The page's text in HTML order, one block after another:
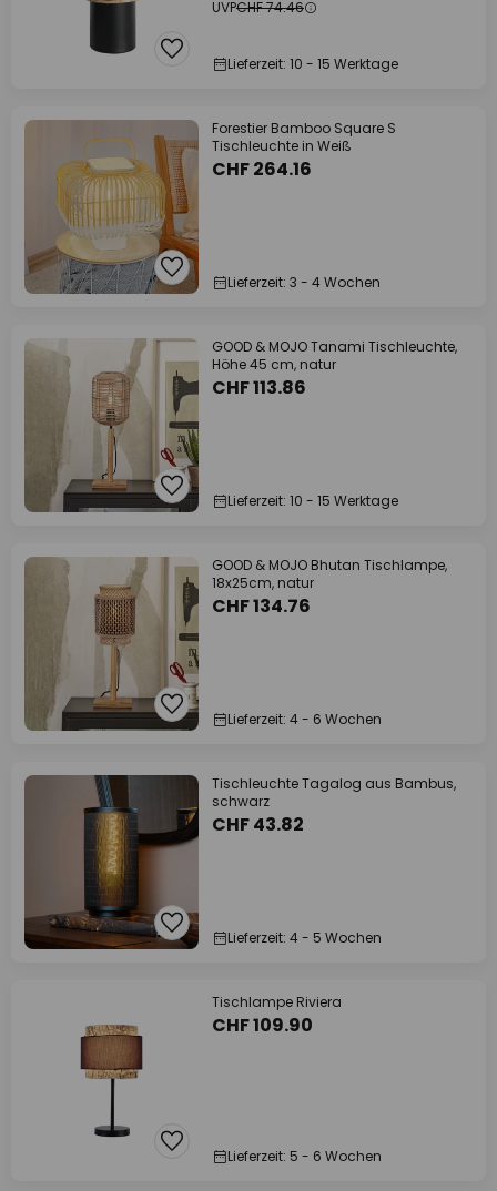
UVPCHF 74.46
Lieferzeit: 10 - 15 Werktage
Forestier Bamboo Square S
Tischleuchte in Weiß
CHF 264.16
Lieferzeit: 3 - 4 Wochen
GOOD & MOJO Tanami Tischleuchte,
Höhe 45 cm, natur
CHF 113.86
Lieferzeit: 10 - 15 Werktage
GOOD & MOJO Bhutan Tischlampe,
18x25cm, natur
CHF 134.76
Lieferzeit: 4 - 6 Wochen
Tischleuchte Tagalog aus Bambus,
schwarz
CHF 43.82
Lieferzeit: 4 - 5 Wochen
Tischlampe Riviera
CHF 109.90
Lieferzeit: 5 - 6 Wochen